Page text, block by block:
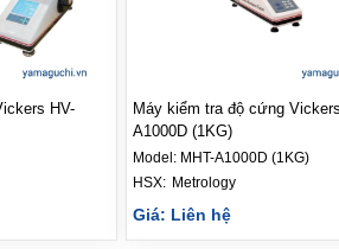
HV-
Máy kiểm tra độ cứng
A1000D (1KG)
Model: MHT-A1000D (1KG)
Metrology
Giá: Liên hệ